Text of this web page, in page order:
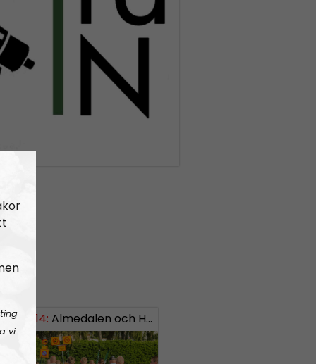
0738958452
Almedalen och Hübinettes fall
vi